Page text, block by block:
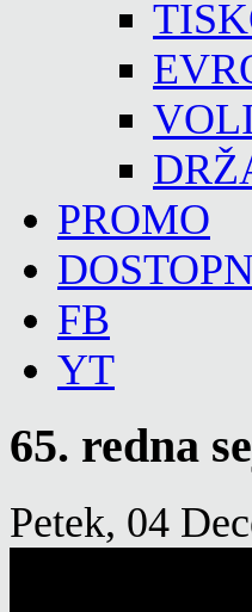
PROMO
FB
YT
65. redna
Petek, 04